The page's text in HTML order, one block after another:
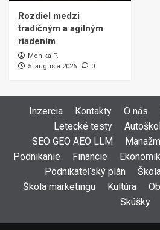
Rozdiel medzi
tradičným a agilným
riadením
Monika P.
5. augusta 2026
0
Inzercia Kontakty O nás
Letecké testy
SEO GEO AEO LLM
Podnikanie
Financie
Podnikateľský plán
Škola marketingu
Kultúra
Skúšky